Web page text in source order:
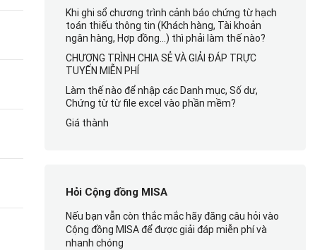
Khi ghi sổ chương trình cảnh báo chứng từ hạch
toán thiếu thông tin (Khách hàng, Tài khoản
ngân hàng, Hợp đồng…) thì phải làm thế nào?
CHƯƠNG TRÌNH CHIA SẺ VÀ GIẢI ĐÁP TRỰC
TUYẾN MIỄN PHÍ
Làm thế nào để nhập các Danh mục, Số dư,
Chứng từ từ file excel vào phần mềm?
Giá thành
Hỏi Cộng đồng MISA
Nếu bạn vẫn còn thắc mắc hãy đăng câu hỏi vào
Cộng đồng MISA để được giải đáp miễn phí và
nhanh chóng